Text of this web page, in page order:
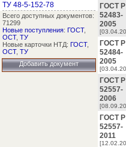
ТУ 48-5-152-78
Всего доступных документов:
71299
Новые поступления: ГОСТ,
ОСТ, ТУ
Новые карточки НТД: ГОСТ,
ОСТ, ТУ
Добавить документ
ГОСТ Р
52483-
2005
ГОСТ Р
52484-
2005
ГОСТ Р
52557-
2006
ГОСТ Р
52557-
2011